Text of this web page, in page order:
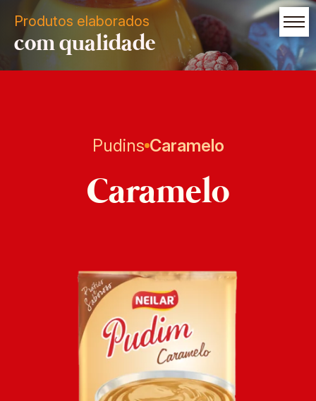
Produtos elaborados
com qualidade
Pudins Caramelo
Caramelo